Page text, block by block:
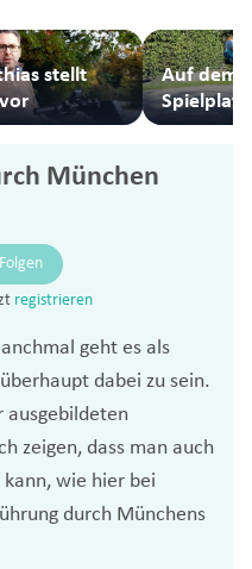
stellt
Auf dem
dem
München
Folgen
registrieren
geht es als
dabei zu sein.
ausgebildeten
zeigen, dass man auch
wie hier bei
durch Münchens